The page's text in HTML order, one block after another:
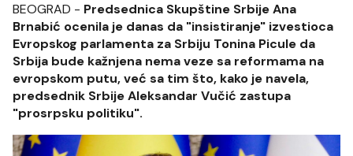
BEOGRAD - Predsednica Skupštine Srbije Ana
Brnabić ocenila je danas da "insistiranje" izvestioca
Evropskog parlamenta za Srbiju Tonina Picule da
Srbija bude kažnjena nema veze sa reformama na
evropskom putu, već sa tim što, kako je navela,
predsednik Srbije Aleksandar Vučić zastupa
"prosrpsku politiku".